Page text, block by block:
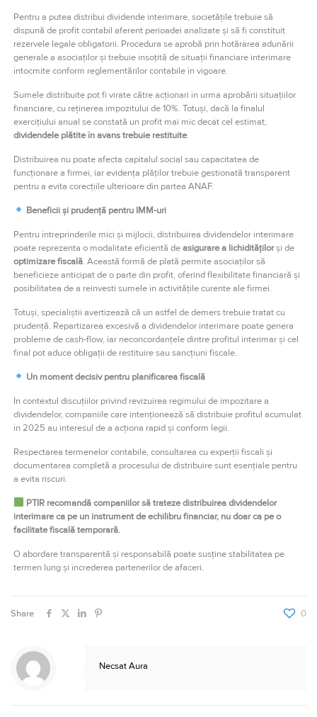
Pentru a putea distribui dividende interimare, societățile trebuie să
dispună de profit contabil aferent perioadei analizate și să fi constituit
rezervele legale obligatorii. Procedura se aprobă prin hotărârea adunării
generale a asociaților și trebuie însoțită de situații financiare interimare
întocmite conform reglementărilor contabile în vigoare.
Sumele distribuite pot fi virate către acționari în urma aprobării situațiilor
financiare, cu reținerea impozitului de 10%. Totuși, dacă la finalul
exercițiului anual se constată un profit mai mic decât cel estimat,
dividendele plătite în avans trebuie restituite.
Distribuirea nu poate afecta capitalul social sau capacitatea de
funcționare a firmei, iar evidența plăților trebuie gestionată transparent
pentru a evita corecțiile ulterioare din partea ANAF.
Beneficii și prudență pentru IMM-uri
Pentru întreprinderile mici și mijlocii, distribuirea dividendelor interimare
poate reprezenta o modalitate eficientă deasigurare a lichiditățilorși de
optimizare fiscală. Această formă de plată permite asociaților să
beneficieze anticipat de o parte din profit, oferind flexibilitate financiară și
posibilitatea de a reinvesti sumele în activitățile curente ale firmei.
Totuși, specialiștii avertizează că un astfel de demers trebuie tratat cu
prudență. Repartizarea excesivă a dividendelor interimare poate genera
probleme de cash-flow, iar neconcordanțele dintre profitul interimar și cel
final pot aduce obligații de restituire sau sancțiuni fiscale.
Un moment decisiv pentru planificarea fiscală
În contextul discuțiilor privind revizuirea regimului de impozitare a
dividendelor, companiile care intenționează să distribuie profitul acumulat
în 2025 au interesul de a acționa rapid și conform legii.
Respectarea termenelor contabile, consultarea cu experții fiscali și
documentarea completă a procesului de distribuire sunt esențiale pentru
a evita riscuri.
PTIR recomandă companiilor să trateze distribuirea dividendelor
interimare ca pe un instrument de echilibru financiar, nu doar ca pe o
facilitate fiscală temporară.
O abordare transparentă și responsabilă poate susține stabilitatea pe
termen lung și încrederea partenerilor de afaceri.
Share 0
Necsat Aura